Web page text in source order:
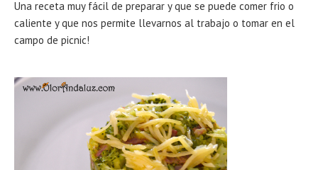
Una receta muy fácil de preparar y que se puede comer frio o
caliente y que nos permite llevarnos al trabajo o tomar en el
campo de picnic!